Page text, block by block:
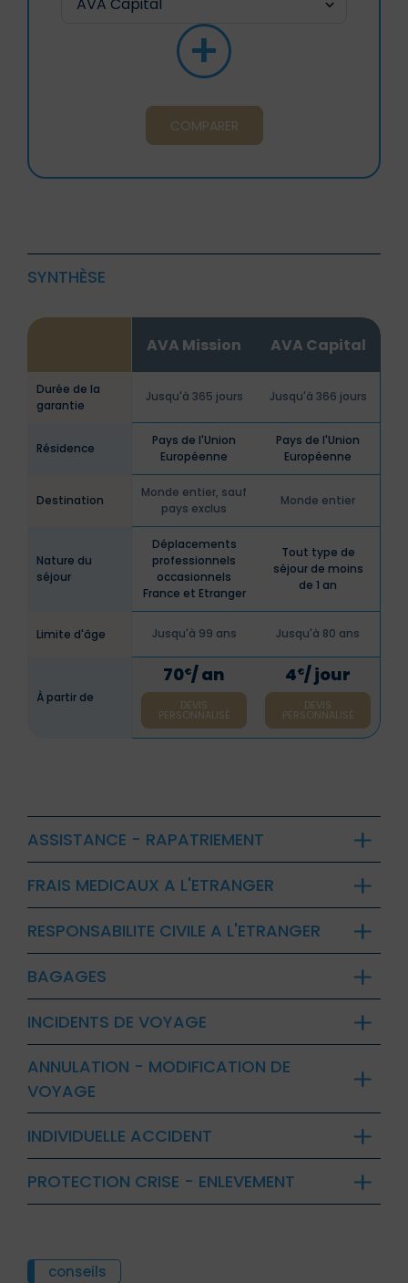
+
COMPARER
SYNTHÈSE
AVA Mission AVA Capital
Durée de la
garantie
Jusqu'à 365 jours Jusqu'à 366 jours
Résidence
Pays de l'Union
Européenne
Pays de l'Union
Européenne
Destination
Monde entier, sauf
pays exclus
Monde entier
Nature du
séjour
Déplacements
professionnels
occasionnels
France et Etranger
Tout type de
séjour de moins
de 1 an
Limite d'âge Jusqu'à 99 ans Jusqu'à 80 ans
À partir de
70€/ an
DEVIS
PERSONNALISÉ
4€/ jour
DEVIS
PERSONNALISÉ
ASSISTANCE - RAPATRIEMENT
FRAIS MEDICAUX A L'ETRANGER
RESPONSABILITE CIVILE A L'ETRANGER
BAGAGES
INCIDENTS DE VOYAGE
ANNULATION - MODIFICATION DE
VOYAGE
INDIVIDUELLE ACCIDENT
PROTECTION CRISE - ENLEVEMENT
conseils